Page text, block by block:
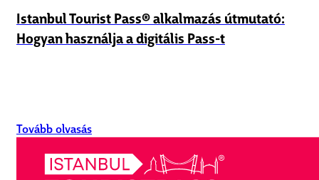
Istanbul Tourist Pass® alkalmazás útmutató:
Hogyan használja a digitális Pass-t
Tovább olvasás